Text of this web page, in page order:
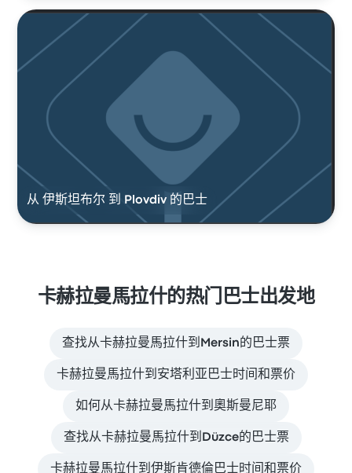
从 伊斯坦布尔 到 Plovdiv 的巴士
卡赫拉曼馬拉什的热门巴士出发地
查找从卡赫拉曼馬拉什到Mersin的巴士票
卡赫拉曼馬拉什到安塔利亚巴士时间和票价
如何从卡赫拉曼馬拉什到奧斯曼尼耶
查找从卡赫拉曼馬拉什到Düzce的巴士票
卡赫拉曼馬拉什到伊斯肯德倫巴士时间和票价